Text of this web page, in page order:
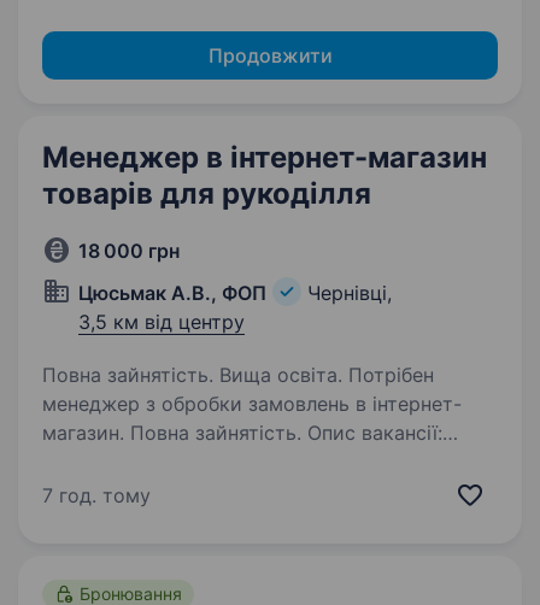
Продовжити
Менеджер в інтернет-магазин
товарів для рукоділля
18 000 грн
Цюсьмак А.В., ФОП
Чернівці,
3,5 км від центру
Повна зайнятість. Вища освіта. Потрібен
менеджер з обробки замовлень в інтернет-
магазин. Повна зайнятість. Опис вакансії:
замовлень в інтернет-магазин товарів для
7 год. тому
Бронювання